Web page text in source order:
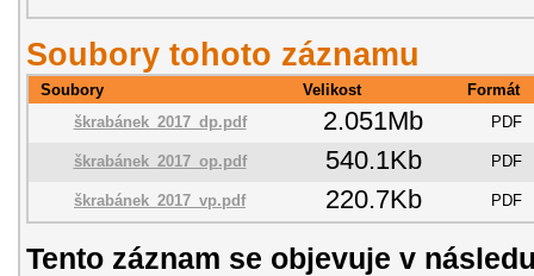
Soubory tohoto záznamu
Soubory Velikost
Formát
škrabánek_2017_dp.pdf
2.051Mb PDF
škrabánek_2017_op.pdf 540.1Kb PDF
škrabánek_2017_vp.pdf 220.7Kb PDF
Tento záznam se objevuje v